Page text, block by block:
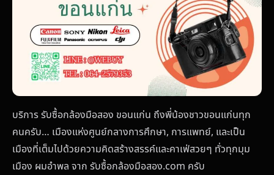
บริการ รับซื้อกล้องมือสอง ขอนแก่น ถึงพี่น้องชาวขอนแก่นทุก
คนครับ… เมืองแห่งศูนย์กลางการศึกษา, การแพทย์, และเป็น
เมืองที่เต็มไปด้วยความคิดสร้างสรรค์และคาเฟ่สวยๆ ทั่วทุกมุม
เมือง ผมอำพล จาก รับซื้อกล้องมือสอง.com ครับ